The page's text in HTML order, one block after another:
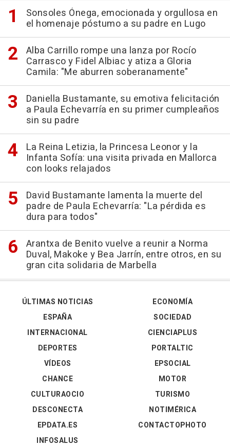
Sonsoles Ónega, emocionada y orgullosa en
el homenaje póstumo a su padre en Lugo
Alba Carrillo rompe una lanza por Rocío
Carrasco y Fidel Albiac y atiza a Gloria
Camila: "Me aburren soberanamente"
Daniella Bustamante, su emotiva felicitación
a Paula Echevarría en su primer cumpleaños
sin su padre
La Reina Letizia, la Princesa Leonor y la
Infanta Sofía: una visita privada en Mallorca
con looks relajados
David Bustamante lamenta la muerte del
padre de Paula Echevarría: "La pérdida es
dura para todos"
Arantxa de Benito vuelve a reunir a Norma
Duval, Makoke y Bea Jarrín, entre otros, en su
gran cita solidaria de Marbella
ÚLTIMAS NOTICIAS
ESPAÑA
INTERNACIONAL
DEPORTES
VÍDEOS
ECONOMÍA
SOCIEDAD
CIENCIAPLUS
PORTALTIC
EPSOCIAL
CHANCE
CULTURAOCIO
DESCONECTA
EPDATA.ES
INFOSALUS
MOTOR
TURISMO
NOTIMÉRICA
CONTACTOPHOTO